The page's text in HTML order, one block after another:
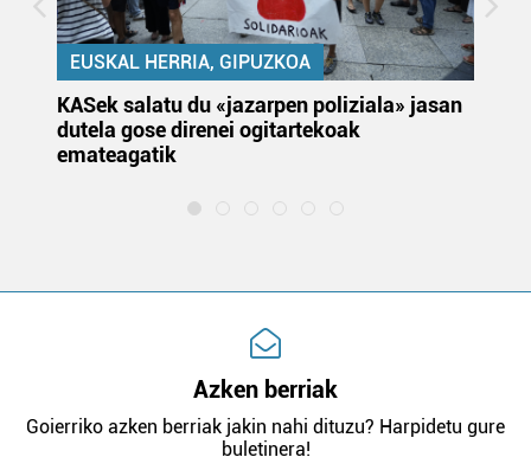
EUSKAL HERRIA, GIPUZKOA
KASek salatu du «jazarpen poliziala» jasan
dutela gose direnei ogitartekoak
emateagatik
Azken berriak
Goierriko azken berriak jakin nahi dituzu? Harpidetu gure
buletinera!